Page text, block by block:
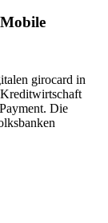
girocard in
Die